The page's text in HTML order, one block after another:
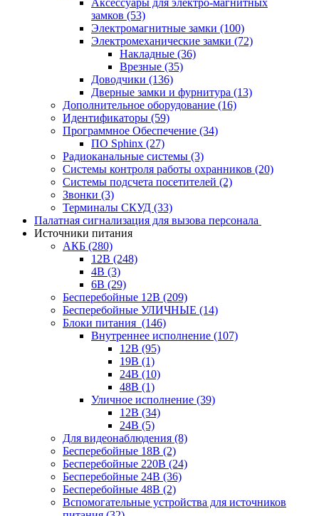
Аксессуары для электро-магнитных
замков (53)
Электромагнитные замки (100)
Электромеханические замки (72)
Накладные (36)
Врезные (35)
Доводчики (136)
Дверные замки и фурнитура (13)
Дополнительное оборудование (16)
Идентификаторы (59)
Программное Обеспечение (34)
ПО Sphinx (27)
Радиоканальные системы (3)
Системы контроля работы охранников (20)
Системы подсчета посетителей (2)
Звонки (3)
Терминалы СКУД (33)
Палатная сигнализация для вызова персонала
Источники питания
АКБ (280)
12В (248)
4В (3)
6В (29)
Бесперебойные 12В (209)
Бесперебойные УЛИЧНЫЕ (14)
Блоки питания (146)
Внутреннее исполнение (107)
12В (95)
19В (1)
24В (10)
48В (1)
Уличное исполнение (39)
12В (34)
24В (5)
Для видеонаблюдения (8)
Бесперебойные 18В (2)
Бесперебойные 220В (24)
Бесперебойные 24В (36)
Бесперебойные 48В (2)
Вспомогательные устройства для источников